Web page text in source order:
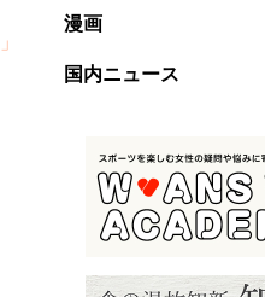
漫画
国内ニュース